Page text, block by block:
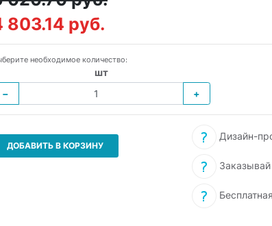
803.14 руб.
необходимое количество:
шт
−
+
ДОБАВИТЬ В КОРЗИНУ
Дизайн-